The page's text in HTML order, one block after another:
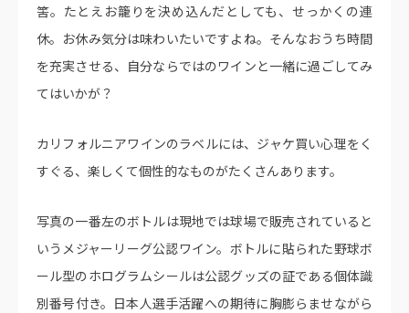
筈。たとえお籠りを決め込んだとしても、せっかくの連
休。お休み気分は味わいたいですよね。そんなおうち時間
を充実させる、自分ならではのワインと一緒に過ごしてみ
てはいかが？
カリフォルニアワインのラベルには、ジャケ買い心理をく
すぐる、楽しくて個性的なものがたくさんあります。
写真の一番左のボトルは現地では球場で販売されていると
いうメジャーリーグ公認ワイン。ボトルに貼られた野球ボ
ール型のホログラムシールは公認グッズの証である個体識
別番号付き。日本人選手活躍への期待に胸膨らませながら